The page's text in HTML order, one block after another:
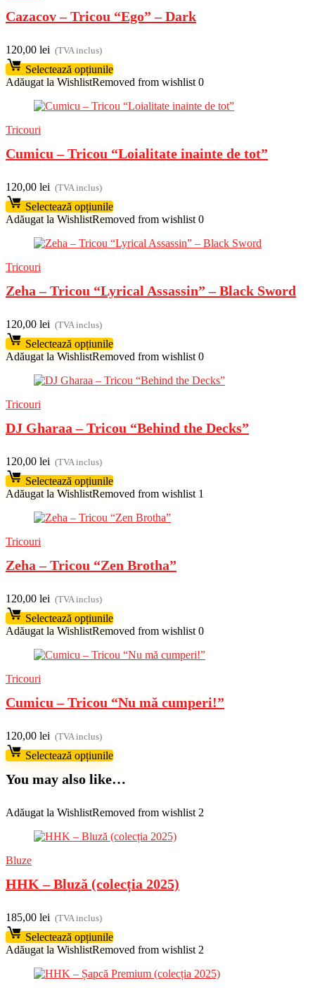
Cazacov – Tricou “Ego” – Dark
120,00 lei (TVA inclus)
Selectează opțiunile
Adăugat la WishlistRemoved from wishlist 0
Tricouri
Cumicu – Tricou “Loialitate inainte de tot”
120,00 lei (TVA inclus)
Selectează opțiunile
Adăugat la WishlistRemoved from wishlist 0
Tricouri
Zeha – Tricou “Lyrical Assassin” – Black Sword
120,00 lei (TVA inclus)
Selectează opțiunile
Adăugat la WishlistRemoved from wishlist 0
Tricouri
DJ Gharaa – Tricou “Behind the Decks”
120,00 lei (TVA inclus)
Selectează opțiunile
Adăugat la WishlistRemoved from wishlist 1
Tricouri
Zeha – Tricou “Zen Brotha”
120,00 lei (TVA inclus)
Selectează opțiunile
Adăugat la WishlistRemoved from wishlist 0
Tricouri
Cumicu – Tricou “Nu mă cumperi!”
120,00 lei (TVA inclus)
Selectează opțiunile
You may also like…
Adăugat la WishlistRemoved from wishlist 2
Bluze
HHK – Bluză (colecția 2025)
185,00 lei (TVA inclus)
Selectează opțiunile
Adăugat la WishlistRemoved from wishlist 2